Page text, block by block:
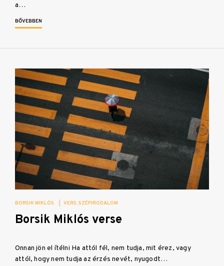
a…
BŐVEBBEN
BORSIK MIKLÓS VERS SZÉPIRODALOM
Borsik Miklós verse
Onnan jön el ítélni Ha attól fél, nem tudja, mit érez, vagy
attól, hogy nem tudja az érzés nevét, nyugodt…